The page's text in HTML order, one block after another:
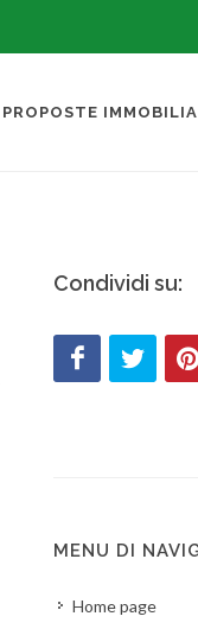
PROPOSTE
Condividi su:
MENU DI
Home page